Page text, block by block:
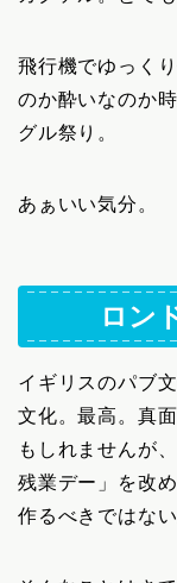
飛行機でゆっく
のか酔いなのか
グル祭り。
あぁいい気分。
ロン
イギリスのパブ
文化。最高。真
もしれませんが
残業デー」を改
作るべきではない